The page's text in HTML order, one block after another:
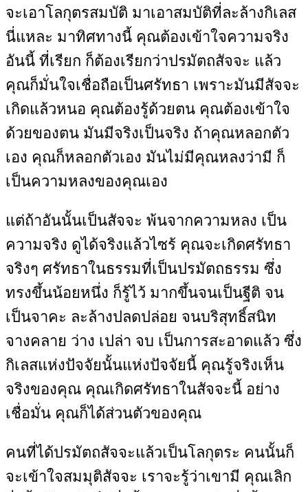
จะเอาโลกุตรสมบัติ มาเอาสมบัติที่ละล้างกิเลส
นี่แหละ มาทิศทางนี้ คุณต้องเข้าใจความจริง
อันนี้ ที่เรียก ก็ต้องเรียกว่าปรมัตถสัจจะ แล้ว
คุณก็มั่นใจเชื่อถือเป็นศรัทธา เพราะมันมีสัจจะ
เกิดแล้วหนอ คุณต้องรู้ด้วยตน คุณต้องเข้าใจ
ด้วยของตน มันมีจริงเป็นจริง ถ้าคุณหลอกตัว
เอง คุณก็หลอกตัวเอง มันไม่มีคุณหลงว่ามี ก็
เป็นความหลงของคุณเอง
แต่ถ้าอันนั้นเป็นสัจจะ พ้นจากความหลง เป็น
ความจริง ดูได้จริงแล้วไซร้ คุณจะเกิดศรัทธา
จริงๆ ศรัทธาในธรรมที่เป็นปรมัตถธรรม ซึ่ง
ทรงขึ้นน้อยหนึ่ง ก็รู้ไว้ มากขึ้นจนเป็นฐีติ จน
เป็นจาคะ ละล้างปลดปล่อย จนบริสุทธิ์สนิท
จางคลาย ว่าง เปล่า จบ เป็นการสะอาดแล้ว ซึ่ง
กิเลสแห่งปัจจัยนั้นแห่งปัจจัยนี้ คุณรู้จริงเห็น
จริงของคุณ คุณเกิดศรัทธาในสัจจะนี้ อย่าง
เชื่อมั่น คุณก็ได้ส่วนตัวของคุณ
คนที่ได้ปรมัตถสัจจะแล้วเป็นโลกุตระ คนนั้นก็
จะเข้าใจสมมุติสัจจะ เราจะรู้ว่าเขามี คุณเลิก